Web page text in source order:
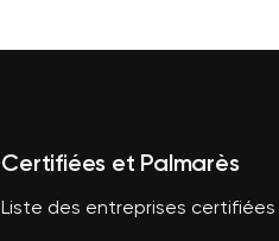
Certifiées et Palmarès
Liste des entreprises certifiées